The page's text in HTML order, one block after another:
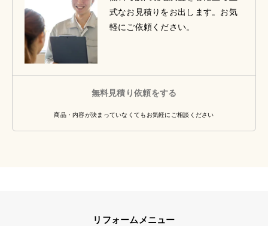
式なお見積りをお出します。お気
軽にご依頼ください。
無料見積り依頼をする
商品・内容が決まっていなくてもお気軽にご相談ください
リフォームメニュー